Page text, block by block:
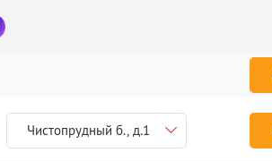
Чистопрудный б., д.1